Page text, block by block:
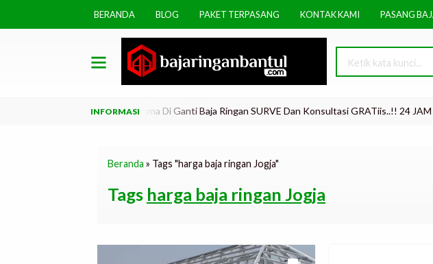
BERANDA BLOG PAKET TERPASANG KONTAK KAMI PASANG
Jasa Bungkar Atap Lama Di Ganti Baja Ringan SURVE Dan Konsultasi GRATiis..!! 24 JAM Tlpn =
Beranda » Tags "harga baja ringan Jogja"
Tags harga baja ringan Jogja